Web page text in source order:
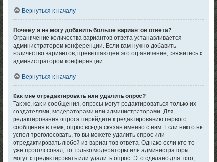
Вернуться к началу
Почему я не могу добавить больше вариантов ответа?
Ограничение количества вариантов ответа устанавливается
администратором конференции. Если вам нужно добавить
количество вариантов, превышающее это ограничение, свяжитесь с
администратором конференции.
Вернуться к началу
Как мне отредактировать или удалить опрос?
Так же, как и сообщения, опросы могут редактироваться только их
создателями, модераторами или администраторами. Для
редактирования опроса перейдите к редактированию первого
сообщения в теме; опрос всегда связан именно с ним. Если никто не
успел проголосовать, то вы можете удалить опрос или
отредактировать любой из вариантов ответа. Однако если кто-то
уже проголосовал, то только модераторы или администраторы
могут отредактировать или удалить опрос. Это сделано для того,